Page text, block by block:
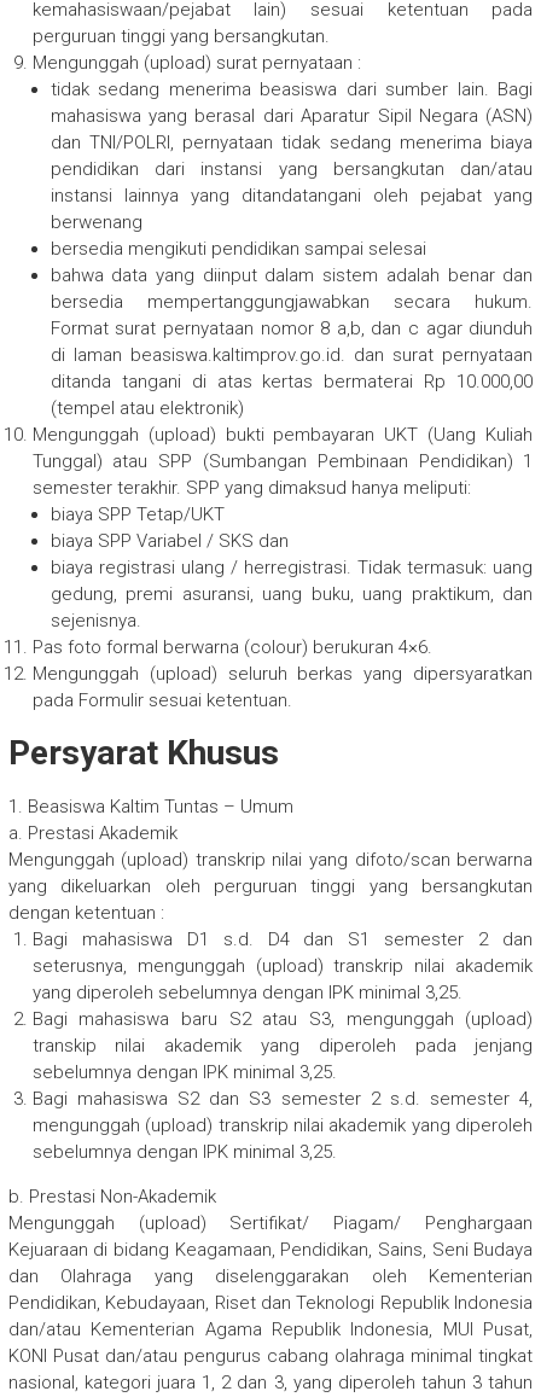
kemahasiswaan/pejabat lain) sesuai ketentuan pada
perguruan tinggi yang bersangkutan.
Mengunggah (upload) surat pernyataan :
tidak sedang menerima beasiswa dari sumber lain. Bagi
mahasiswa yang berasal dari Aparatur Sipil Negara (ASN)
dan TNI/POLRI, pernyataan tidak sedang menerima biaya
pendidikan dari instansi yang bersangkutan dan/atau
instansi lainnya yang ditandatangani oleh pejabat yang
berwenang
bersedia mengikuti pendidikan sampai selesai
bahwa data yang diinput dalam sistem adalah benar dan
bersedia mempertanggungjawabkan secara hukum.
Format surat pernyataan nomor 8 a,b, dan c agar diunduh
di laman beasiswa.kaltimprov.go.id. dan surat pernyataan
ditanda tangani di atas kertas bermaterai Rp 10.000,00
(tempel atau elektronik)
Mengunggah (upload) bukti pembayaran UKT (Uang Kuliah
Tunggal) atau SPP (Sumbangan Pembinaan Pendidikan) 1
semester terakhir. SPP yang dimaksud hanya meliputi:
biaya SPP Tetap/UKT
biaya SPP Variabel / SKS dan
biaya registrasi ulang / herregistrasi. Tidak termasuk: uang
gedung, premi asuransi, uang buku, uang praktikum, dan
sejenisnya.
Pas foto formal berwarna (colour) berukuran 4×6.
Mengunggah (upload) seluruh berkas yang dipersyaratkan
pada Formulir sesuai ketentuan.
Persyarat Khusus
1. Beasiswa Kaltim Tuntas – Umum
a. Prestasi Akademik
Mengunggah (upload) transkrip nilai yang difoto/scan berwarna
yang dikeluarkan oleh perguruan tinggi yang bersangkutan
dengan ketentuan :
Bagi mahasiswa D1 s.d. D4 dan S1 semester 2 dan
seterusnya, mengunggah (upload) transkrip nilai akademik
yang diperoleh sebelumnya dengan IPK minimal 3,25.
Bagi mahasiswa baru S2 atau S3, mengunggah (upload)
transkip nilai akademik yang diperoleh pada jenjang
sebelumnya dengan IPK minimal 3,25.
Bagi mahasiswa S2 dan S3 semester 2 s.d. semester 4,
mengunggah (upload) transkrip nilai akademik yang diperoleh
sebelumnya dengan IPK minimal 3,25.
b. Prestasi Non-Akademik
Mengunggah (upload) Sertifikat/ Piagam/ Penghargaan
Kejuaraan di bidang Keagamaan, Pendidikan, Sains, Seni Budaya
dan Olahraga yang diselenggarakan oleh Kementerian
Pendidikan, Kebudayaan, Riset dan Teknologi Republik Indonesia
dan/atau Kementerian Agama Republik Indonesia, MUI Pusat,
KONI Pusat dan/atau pengurus cabang olahraga minimal tingkat
nasional, kategori juara 1, 2 dan 3, yang diperoleh tahun 3 tahun